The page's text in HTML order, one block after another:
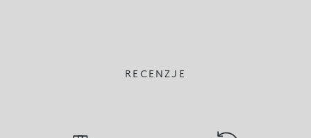
RECENZJE